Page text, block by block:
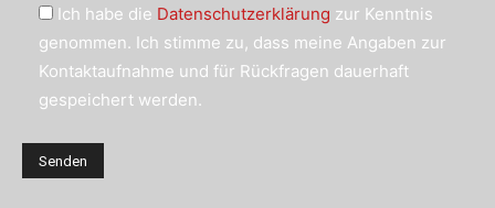
Ich habe die Datenschutzerklärung zur Kenntnis
genommen. Ich stimme zu, dass meine Angaben zur
Kontaktaufnahme und für Rückfragen dauerhaft
gespeichert werden.